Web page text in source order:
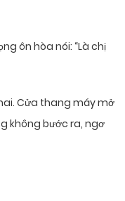
ôn hòa nói: “Là chị
Cửa thang máy mở
không bước ra, ngơ